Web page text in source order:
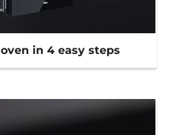
in 4 easy steps